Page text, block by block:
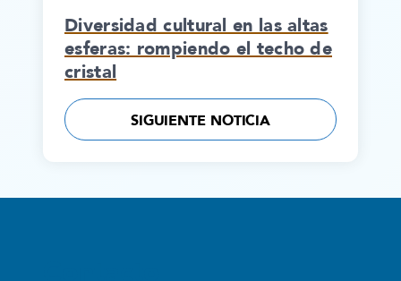
Diversidad cultural en las altas
esferas: rompiendo el techo de
cristal
SIGUIENTE NOTICIA